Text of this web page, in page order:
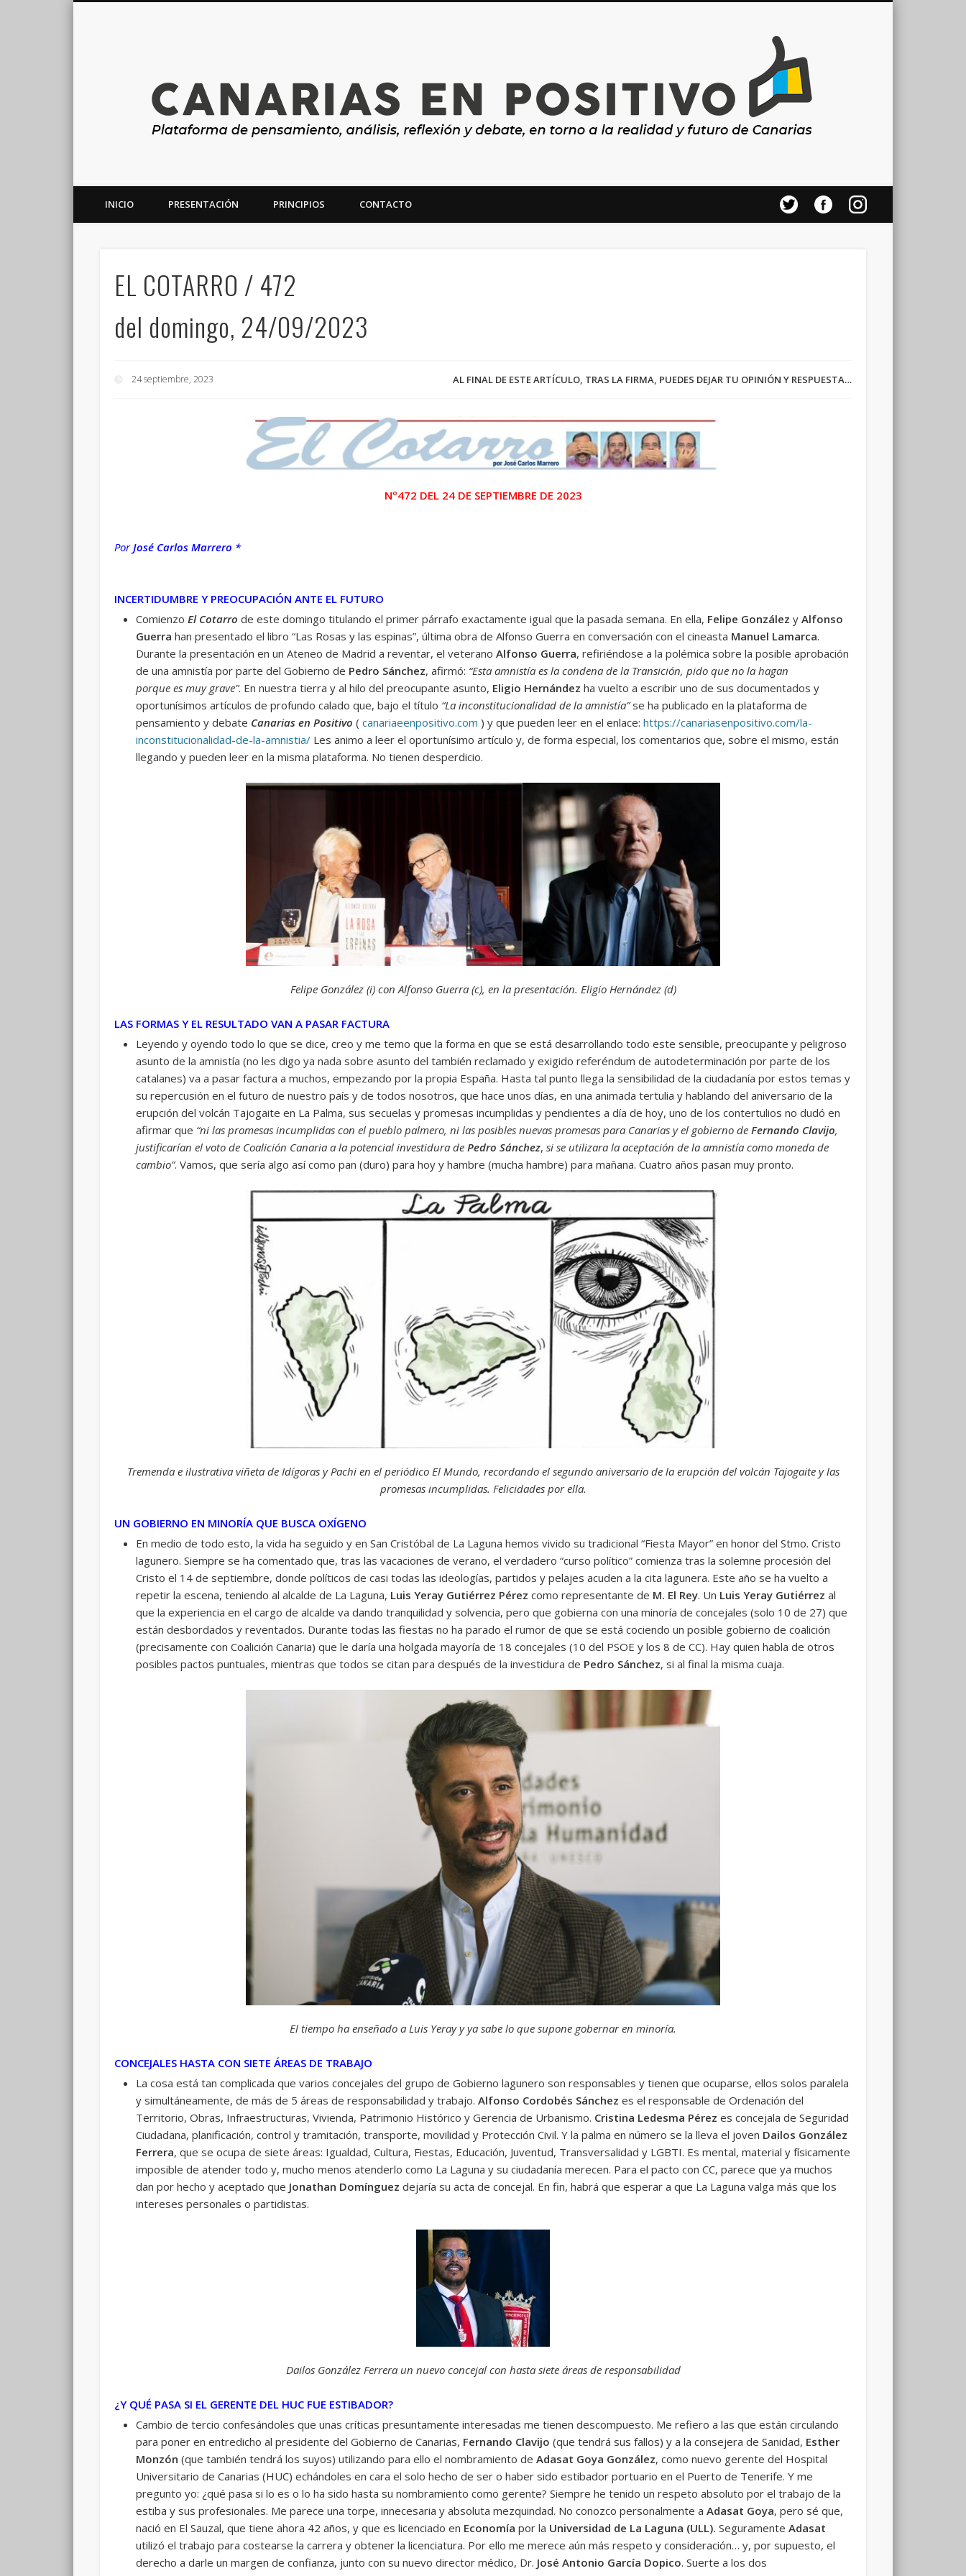
INICIO PRESENTACIÓN PRINCIPIOS CONTACTO
EL COTARRO / 472
del domingo, 24/09/2023
AL FINAL DE ESTE ARTÍCULO, TRAS LA FIRMA, PUEDES DEJAR TU OPINIÓN Y RESPUESTA…
24 septiembre, 2023
Nº472 DEL 24 DE SEPTIEMBRE DE 2023
Por José Carlos Marrero *
INCERTIDUMBRE Y PREOCUPACIÓN ANTE EL FUTURO
Comienzo El Cotarro de este domingo titulando el primer párrafo exactamente igual que la pasada semana. En ella, Felipe González y Alfonso
Guerra han presentado el libro “Las Rosas y las espinas”, última obra de Alfonso Guerra en conversación con el cineasta Manuel Lamarca.
Durante la presentación en un Ateneo de Madrid a reventar, el veterano Alfonso Guerra, refiriéndose a la polémica sobre la posible aprobación
de una amnistía por parte del Gobierno de Pedro Sánchez, afirmó: “Esta amnistía es la condena de la Transición, pido que no la hagan
porque es muy grave”. En nuestra tierra y al hilo del preocupante asunto, Eligio Hernández ha vuelto a escribir uno de sus documentados y
oportunísimos artículos de profundo calado que, bajo el título “La inconstitucionalidad de la amnistía”se ha publicado en la plataforma de
pensamiento y debate Canarias en Positivo ( canariaeenpositivo.com ) y que pueden leer en el enlace: https://canariasenpositivo.com/la-
inconstitucionalidad-de-la-amnistia/Les animo a leer el oportunísimo artículo y, de forma especial, los comentarios que, sobre el mismo, están
llegando y pueden leer en la misma plataforma. No tienen desperdicio.
Felipe González (i) con Alfonso Guerra (c), en la presentación. Eligio Hernández (d)
LAS FORMAS Y EL RESULTADO VAN A PASAR FACTURA
Leyendo y oyendo todo lo que se dice, creo y me temo que la forma en que se está desarrollando todo este sensible, preocupante y peligroso
asunto de la amnistía (no les digo ya nada sobre asunto del también reclamado y exigido referéndum de autodeterminación por parte de los
catalanes) va a pasar factura a muchos, empezando por la propia España. Hasta tal punto llega la sensibilidad de la ciudadanía por estos temas y
su repercusión en el futuro de nuestro país y de todos nosotros, que hace unos días, en una animada tertulia y hablando del aniversario de la
erupción del volcán Tajogaite en La Palma, sus secuelas y promesas incumplidas y pendientes a día de hoy, uno de los contertulios no dudó en
afirmar que “ni las promesas incumplidas con el pueblo palmero, ni las posibles nuevas promesas para Canarias y el gobierno de Fernando Clavijo,
justificarían el voto de Coalición Canaria a la potencial investidura de Pedro Sánchez, si se utilizara la aceptación de la amnistía como moneda de
cambio”. Vamos, que sería algo así como pan (duro) para hoy y hambre (mucha hambre) para mañana. Cuatro años pasan muy pronto.
Tremenda e ilustrativa viñeta de Idígoras y Pachi en el periódico El Mundo, recordando el segundo aniversario de la erupción del volcán Tajogaite y las
promesas incumplidas. Felicidades por ella.
UN GOBIERNO EN MINORÍA QUE BUSCA OXÍGENO
En medio de todo esto, la vida ha seguido y en San Cristóbal de La Laguna hemos vivido su tradicional “Fiesta Mayor” en honor del Stmo. Cristo
lagunero. Siempre se ha comentado que, tras las vacaciones de verano, el verdadero “curso político” comienza tras la solemne procesión del
Cristo el 14 de septiembre, donde políticos de casi todas las ideologías, partidos y pelajes acuden a la cita lagunera. Este año se ha vuelto a
repetir la escena, teniendo al alcalde de La Laguna, Luis Yeray Gutiérrez Pérez como representante de M. El Rey. Un Luis Yeray Gutiérrez al
que la experiencia en el cargo de alcalde va dando tranquilidad y solvencia, pero que gobierna con una minoría de concejales (solo 10 de 27) que
están desbordados y reventados. Durante todas las fiestas no ha parado el rumor de que se está cociendo un posible gobierno de coalición
(precisamente con Coalición Canaria) que le daría una holgada mayoría de 18 concejales (10 del PSOE y los 8 de CC). Hay quien habla de otros
posibles pactos puntuales, mientras que todos se citan para después de la investidura de Pedro Sánchez, si al final la misma cuaja.
El tiempo ha enseñado a Luis Yeray y ya sabe lo que supone gobernar en minoría.
CONCEJALES HASTA CON SIETE ÁREAS DE TRABAJO
La cosa está tan complicada que varios concejales del grupo de Gobierno lagunero son responsables y tienen que ocuparse, ellos solos paralela
y simultáneamente, de más de 5 áreas de responsabilidad y trabajo. Alfonso Cordobés Sánchez es el responsable de Ordenación del
Territorio, Obras, Infraestructuras, Vivienda, Patrimonio Histórico y Gerencia de Urbanismo. Cristina Ledesma Pérez es concejala de Seguridad
Ciudadana, planificación, control y tramitación, transporte, movilidad y Protección Civil. Y la palma en número se la lleva el joven Dailos González
Ferrera, que se ocupa de siete áreas: Igualdad, Cultura, Fiestas, Educación, Juventud, Transversalidad y LGBTI. Es mental, material y físicamente
imposible de atender todo y, mucho menos atenderlo como La Laguna y su ciudadanía merecen. Para el pacto con CC, parece que ya muchos
dan por hecho y aceptado que Jonathan Domínguez dejaría su acta de concejal. En fin, habrá que esperar a que La Laguna valga más que los
intereses personales o partidistas.
Dailos González Ferrera un nuevo concejal con hasta siete áreas de responsabilidad
¿Y QUÉ PASA SI EL GERENTE DEL HUC FUE ESTIBADOR?
Cambio de tercio confesándoles que unas críticas presuntamente interesadas me tienen descompuesto. Me refiero a las que están circulando
para poner en entredicho al presidente del Gobierno de Canarias, Fernando Clavijo (que tendrá sus fallos) y a la consejera de Sanidad, Esther
Monzón (que también tendrá los suyos) utilizando para ello el nombramiento de Adasat Goya González, como nuevo gerente del Hospital
Universitario de Canarias (HUC) echándoles en cara el solo hecho de ser o haber sido estibador portuario en el Puerto de Tenerife. Y me
pregunto yo: ¿qué pasa si lo es o lo ha sido hasta su nombramiento como gerente? Siempre he tenido un respeto absoluto por el trabajo de la
estiba y sus profesionales. Me parece una torpe, innecesaria y absoluta mezquindad. No conozco personalmente a Adasat Goya, pero sé que,
nació en El Sauzal, que tiene ahora 42 años, y que es licenciado en Economía por la Universidad de La Laguna (ULL). Seguramente Adasat
utilizó el trabajo para costearse la carrera y obtener la licenciatura. Por ello me merece aún más respeto y consideración… y, por supuesto, el
derecho a darle un margen de confianza, junto con su nuevo director médico, Dr. José Antonio García Dopico. Suerte a los dos